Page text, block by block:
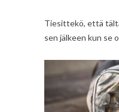
Tiesittekö, että
sen jälkeen kun se